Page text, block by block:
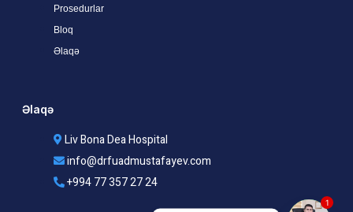
Prosedurlar
Bloq
Əlaqə
Əlaqə
Liv Bona Dea Hospital
info@drfuadmustafayev.com
+994 77 357 27 24
1